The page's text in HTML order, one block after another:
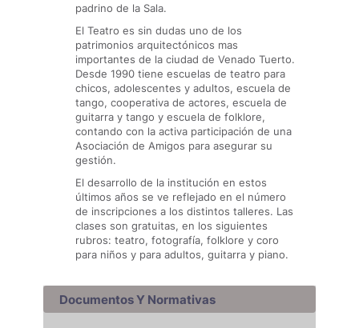
padrino de la Sala.
El Teatro es sin dudas uno de los
patrimonios arquitectónicos mas
importantes de la ciudad de Venado Tuerto.
Desde 1990 tiene escuelas de teatro para
chicos, adolescentes y adultos, escuela de
tango, cooperativa de actores, escuela de
guitarra y tango y escuela de folklore,
contando con la activa participación de una
Asociación de Amigos para asegurar su
gestión.
El desarrollo de la institución en estos
últimos años se ve reflejado en el número
de inscripciones a los distintos talleres. Las
clases son gratuitas, en los siguientes
rubros: teatro, fotografía, folklore y coro
para niños y para adultos, guitarra y piano.
Documentos Y Normativas